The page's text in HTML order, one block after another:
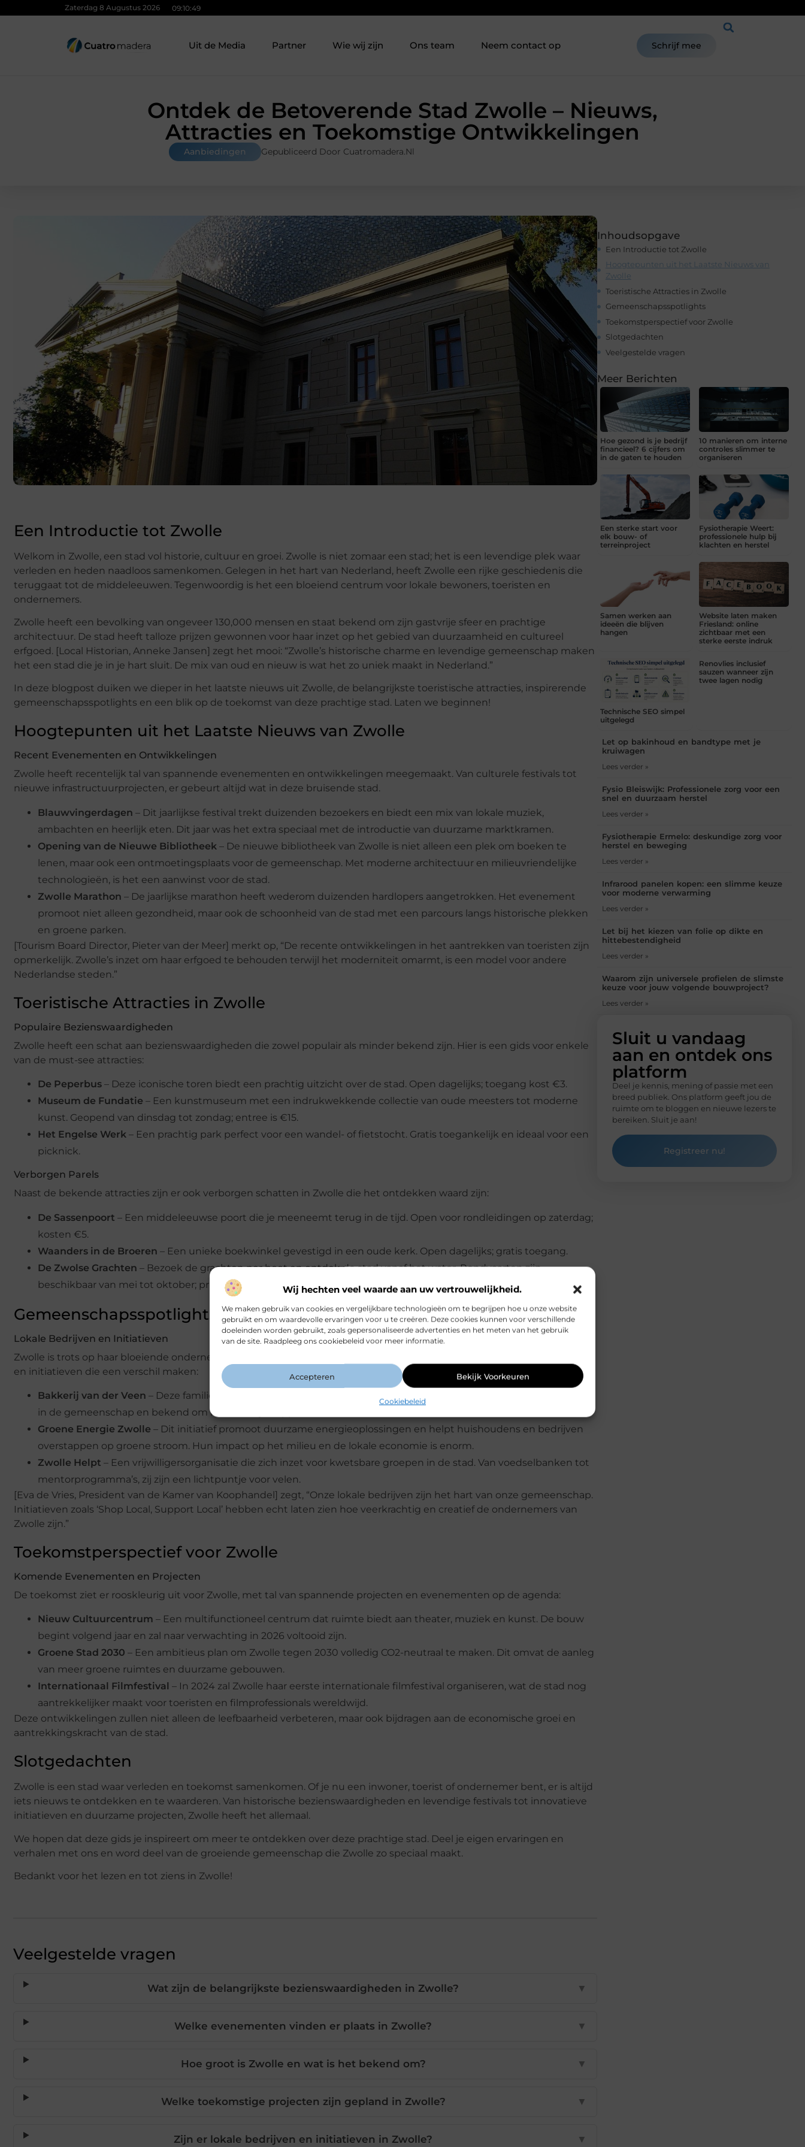
Wij hechten veel waarde aan uw vertrouwelijkheid.
We maken gebruik van cookies en vergelijkbare technologieën om te begrijpen hoe u onze website
gebruikt en om waardevolle ervaringen voor u te creëren. Deze cookies kunnen voor verschillende
doeleinden worden gebruikt, zoals gepersonaliseerde advertenties en het meten van het gebruik
van de site. Raadpleeg ons cookiebeleid voor meer informatie.
Accepteren Bekijk Voorkeuren
Cookiebeleid
Zaterdag 8 Augustus 2026 09:10:51
Uit de Media Partner Wie wij zijn Ons team Neem contact op Schrijf mee
Ontdek de Betoverende Stad Zwolle – Nieuws,
Attracties en Toekomstige Ontwikkelingen
Aanbiedingen Gepubliceerd Door Cuatromadera.nl
Een Introductie tot Zwolle
Welkom in Zwolle, een stad vol historie, cultuur en groei. Zwolle is niet zomaar een stad; het is een levendige plek waar
verleden en heden naadloos samenkomen. Gelegen in het hart van Nederland, heeft Zwolle een rijke geschiedenis die
teruggaat tot de middeleeuwen. Tegenwoordig is het een bloeiend centrum voor lokale bewoners, toeristen en
ondernemers.
Zwolle heeft een bevolking van ongeveer 130,000 mensen en staat bekend om zijn gastvrije sfeer en prachtige
architectuur. De stad heeft talloze prijzen gewonnen voor haar inzet op het gebied van duurzaamheid en cultureel
erfgoed. [Local Historian, Anneke Jansen] zegt het mooi: “Zwolle’s historische charme en levendige gemeenschap maken
het een stad die je in je hart sluit. De mix van oud en nieuw is wat het zo uniek maakt in Nederland.”
In deze blogpost duiken we dieper in het laatste nieuws uit Zwolle, de belangrijkste toeristische attracties, inspirerende
gemeenschapsspotlights en een blik op de toekomst van deze prachtige stad. Laten we beginnen!
Hoogtepunten uit het Laatste Nieuws van Zwolle
Recent Evenementen en Ontwikkelingen
Zwolle heeft recentelijk tal van spannende evenementen en ontwikkelingen meegemaakt. Van culturele festivals tot
nieuwe infrastructuurprojecten, er gebeurt altijd wat in deze bruisende stad.
Blauwvingerdagen – Dit jaarlijkse festival trekt duizenden bezoekers en biedt een mix van lokale muziek,
ambachten en heerlijk eten. Dit jaar was het extra speciaal met de introductie van duurzame marktkramen.
Opening van de Nieuwe Bibliotheek – De nieuwe bibliotheek van Zwolle is niet alleen een plek om boeken te
lenen, maar ook een ontmoetingsplaats voor de gemeenschap. Met moderne architectuur en milieuvriendelijke
technologieën, is het een aanwinst voor de stad.
Zwolle Marathon – De jaarlijkse marathon heeft wederom duizenden hardlopers aangetrokken. Het evenement
promoot niet alleen gezondheid, maar ook de schoonheid van de stad met een parcours langs historische plekken
en groene parken.
[Tourism Board Director, Pieter van der Meer] merkt op, “De recente ontwikkelingen in het aantrekken van toeristen zijn
opmerkelijk. Zwolle’s inzet om haar erfgoed te behouden terwijl het moderniteit omarmt, is een model voor andere
Nederlandse steden.”
Toeristische Attracties in Zwolle
Populaire Bezienswaardigheden
Zwolle heeft een schat aan bezienswaardigheden die zowel populair als minder bekend zijn. Hier is een gids voor enkele
van de must-see attracties:
De Peperbus – Deze iconische toren biedt een prachtig uitzicht over de stad. Open dagelijks; toegang kost €3.
Museum de Fundatie – Een kunstmuseum met een indrukwekkende collectie van oude meesters tot moderne
kunst. Geopend van dinsdag tot zondag; entree is €15.
Het Engelse Werk – Een prachtig park perfect voor een wandel- of fietstocht. Gratis toegankelijk en ideaal voor een
picknick.
Verborgen Parels
Naast de bekende attracties zijn er ook verborgen schatten in Zwolle die het ontdekken waard zijn:
De Sassenpoort – Een middeleeuwse poort die je meeneemt terug in de tijd. Open voor rondleidingen op zaterdag;
kosten €5.
Waanders in de Broeren – Een unieke boekwinkel gevestigd in een oude kerk. Open dagelijks; gratis toegang.
De Zwolse Grachten – Bezoek de grachten per boot en ontdek de stad vanaf het water. Rondvaarten zijn
beschikbaar van mei tot oktober; prijzen variëren.
Gemeenschapsspotlights
Lokale Bedrijven en Initiatieven
Zwolle is trots op haar bloeiende ondernemersgemeenschap. Hier zijn enkele inspirerende verhalen van lokale bedrijven
en initiatieven die een verschil maken:
Bakkerij van der Veen – Deze familiebedrijf bakt al sinds 1920 dagelijks vers brood en gebak. Ze zijn een steunpilaar
in de gemeenschap en bekend om hun heerlijke appeltaart.
Groene Energie Zwolle – Dit initiatief promoot duurzame energieoplossingen en helpt huishoudens en bedrijven
overstappen op groene stroom. Hun impact op het milieu en de lokale economie is enorm.
Zwolle Helpt – Een vrijwilligersorganisatie die zich inzet voor kwetsbare groepen in de stad. Van voedselbanken tot
mentorprogramma’s, zij zijn een lichtpuntje voor velen.
[Eva de Vries, President van de Kamer van Koophandel] zegt, “Onze lokale bedrijven zijn het hart van onze gemeenschap.
Initiatieven zoals ‘Shop Local, Support Local’ hebben echt laten zien hoe veerkrachtig en creatief de ondernemers van
Zwolle zijn.”
Toekomstperspectief voor Zwolle
Komende Evenementen en Projecten
De toekomst ziet er rooskleurig uit voor Zwolle, met tal van spannende projecten en evenementen op de agenda:
Nieuw Cultuurcentrum – Een multifunctioneel centrum dat ruimte biedt aan theater, muziek en kunst. De bouw
begint volgend jaar en zal naar verwachting in 2026 voltooid zijn.
Groene Stad 2030 – Een ambitieus plan om Zwolle tegen 2030 volledig CO2-neutraal te maken. Dit omvat de aanleg
van meer groene ruimtes en duurzame gebouwen.
Internationaal Filmfestival – In 2024 zal Zwolle haar eerste internationale filmfestival organiseren, wat de stad nog
aantrekkelijker maakt voor toeristen en filmprofessionals wereldwijd.
Deze ontwikkelingen zullen niet alleen de leefbaarheid verbeteren, maar ook bijdragen aan de economische groei en
aantrekkingskracht van de stad.
Slotgedachten
Zwolle is een stad waar verleden en toekomst samenkomen. Of je nu een inwoner, toerist of ondernemer bent, er is altijd
iets nieuws te ontdekken en te waarderen. Van historische bezienswaardigheden en levendige festivals tot innovatieve
initiatieven en duurzame projecten, Zwolle heeft het allemaal.
We hopen dat deze gids je inspireert om meer te ontdekken over deze prachtige stad. Deel je eigen ervaringen en
verhalen met ons en word deel van de groeiende gemeenschap die Zwolle zo speciaal maakt.
Bedankt voor het lezen en tot ziens in Zwolle!
Veelgestelde vragen
Wat zijn de belangrijkste bezienswaardigheden in Zwolle? ▼
Welke evenementen vinden er plaats in Zwolle? ▼
Hoe groot is Zwolle en wat is het bekend om? ▼
Welke toekomstige projecten zijn gepland in Zwolle? ▼
Zijn er lokale bedrijven en initiatieven in Zwolle? ▼
Inhoudsopgave
Een Introductie tot Zwolle
Hoogtepunten uit het Laatste Nieuws van
Zwolle
Toeristische Attracties in Zwolle
Gemeenschapsspotlights
Toekomstperspectief voor Zwolle
Slotgedachten
Veelgestelde vragen
Meer Berichten
Hoe gezond is je bedrijf
financieel? 6 cijfers om
in de gaten te houden
10 manieren om interne
controles slimmer te
organiseren
Een sterke start voor
elk bouw- of
terreinproject
Fysiotherapie Weert:
professionele hulp bij
klachten en herstel
Samen werken aan
ideeën die blijven
hangen
Website laten maken
Friesland: online
zichtbaar met een
sterke eerste indruk
Technische SEO simpel
uitgelegd
Renovlies inclusief
sauzen wanneer zijn
twee lagen nodig
Let op bakinhoud en bandtype met je
kruiwagen
Lees verder »
Fysio Bleiswijk: Professionele zorg voor een
snel en duurzaam herstel
Lees verder »
Fysiotherapie Ermelo: deskundige zorg voor
herstel en beweging
Lees verder »
Infrarood panelen kopen: een slimme keuze
voor moderne verwarming
Lees verder »
Let bij het kiezen van folie op dikte en
hittebestendigheid
Lees verder »
Waarom zijn universele profielen de slimste
keuze voor jouw volgende bouwproject?
Lees verder »
Sluit u vandaag
aan en ontdek ons
platform
Deel je kennis, mening of passie met een
breed publiek. Ons platform geeft jou de
ruimte om te bloggen en nieuwe lezers te
bereiken. Sluit je aan!
Registreer nu!